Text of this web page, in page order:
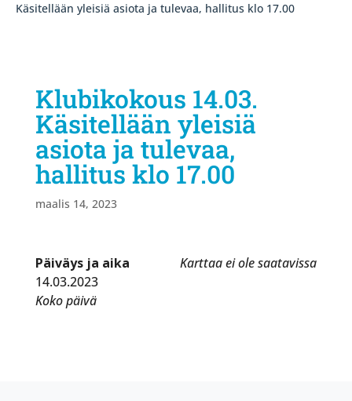
Käsitellään yleisiä asiota ja tulevaa, hallitus klo 17.00
Klubikokous 14.03.
Käsitellään yleisiä
asiota ja tulevaa,
hallitus klo 17.00
maalis 14, 2023
Karttaa ei ole saatavissa
Päiväys ja aika
14.03.2023
Koko päivä